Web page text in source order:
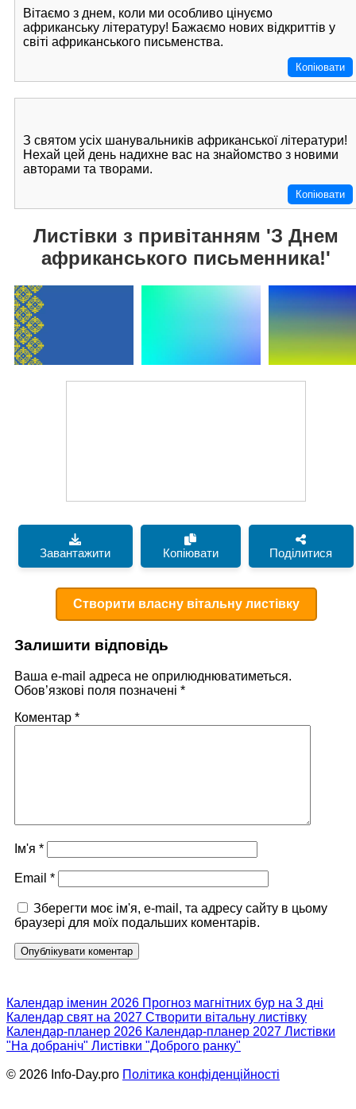
Вітаємо з днем, коли ми особливо цінуємо
африканську літературу! Бажаємо нових відкриттів у
світі африканського письменства. ️
Копіювати
З святом усіх шанувальників африканської літератури!
Нехай цей день надихне вас на знайомство з новими
авторами та творами.
Копіювати
Листівки з привітанням 'З Днем
африканського письменника!'
Завантажити Копіювати Поділитися
Створити власну вітальну листівку
Залишити відповідь
Ваша e-mail адреса не оприлюднюватиметься.
Обов’язкові поля позначені *
Коментар *
Ім'я *
Email *
Зберегти моє ім'я, e-mail, та адресу сайту в цьому
браузері для моїх подальших коментарів.
Календар іменин 2026 Прогноз магнітних бур на 3 дні
Календар свят на 2027 Створити вітальну листівку
Календар-планер 2026 Календар-планер 2027 Листівки
"На добраніч" Листівки "Доброго ранку"
© 2026 Info-Day.pro Політика конфіденційності